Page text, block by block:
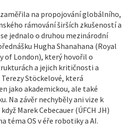
zaměřila na propojování globálního,
rámování širších zkušeností a
jednalo o druhou mezinárodní
Hugha Shanahana (Royal
of London), který hovořil o
a jejich kritičnosti a
Stöckelové, která
jako akademickou, ale také
Na závěr nechyběly ani vize k
Marek Cebecauer (ÚFCH JH)
téma OS v éře robotiky a AI.